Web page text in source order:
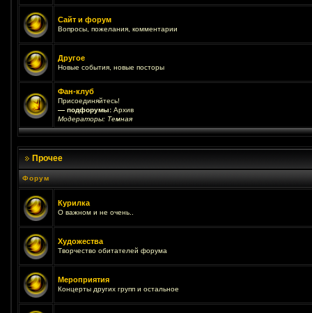
Сайт и форум
Вопросы, пожелания, комментарии
Другое
Новые события, новые посторы
Фан-клуб
Присоединяйтесь!
— подфорумы: Архив
Модераторы: Темная
Прочее
Форум
Курилка
О важном и не очень..
Художества
Творчество обитателей форума
Мероприятия
Концерты других групп и остальное